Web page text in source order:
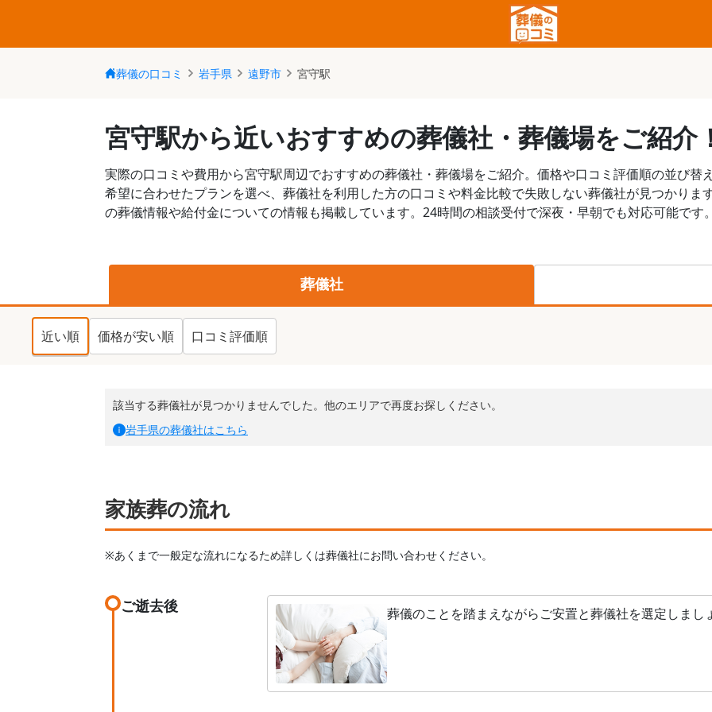
葬儀の口コミ 岩手県 遠野市 宮守駅
宮守駅から近いおすすめの葬儀社・葬儀場をご紹介
実際の口コミや費用から宮守駅周辺でおすすめの葬儀社・葬儀場をご紹介。価格や口コミ評価順の並び替
希望に合わせたプランを選べ、葬儀社を利用した方の口コミや料金比較で失敗しない葬儀社が見つかりま
の葬儀情報や給付金についての情報も掲載しています。24時間の相談受付で深夜・早朝でも対応可能です
葬儀社
近い順 価格が安い順 口コミ評価順
該当する葬儀社が見つかりませんでした。他のエリアで再度お探しください。
岩手県の葬儀社はこちら
家族葬の流れ
※あくまで一般定な流れになるため詳しくは葬儀社にお問い合わせください。
ご逝去後 葬儀のことを踏まえながらご安置と葬儀社を選定しまし